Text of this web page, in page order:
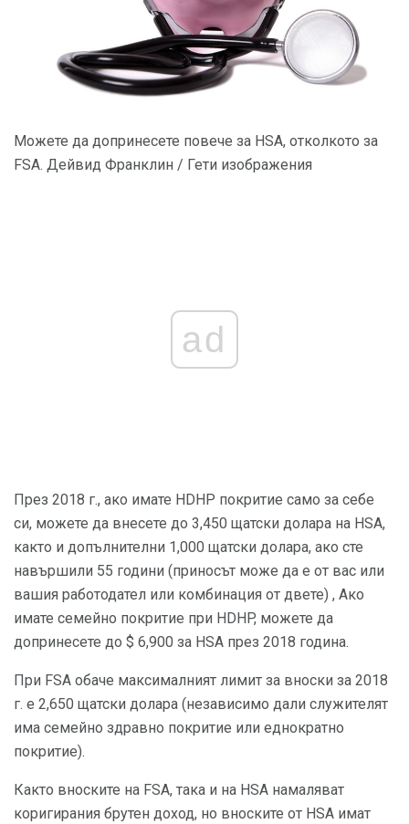
Можете да допринесете повече за HSA, отколкото за
FSA. Дейвид Франклин / Гети изображения
ad
През 2018 г., ако имате HDHP покритие само за себе
си, можете да внесете до 3,450 щатски долара на HSA,
както и допълнителни 1,000 щатски долара, ако сте
навършили 55 години (приносът може да е от вас или
вашия работодател или комбинация от двете) , Ако
имате семейно покритие при HDHP, можете да
допринесете до $ 6,900 за HSA през 2018 година.
При FSA обаче максималният лимит за вноски за 2018
г. е 2,650 щатски долара (независимо дали служителят
има семейно здравно покритие или еднократно
покритие).
Както вноските на FSA, така и на HSA намаляват
коригирания брутен доход, но вноските от HSA имат